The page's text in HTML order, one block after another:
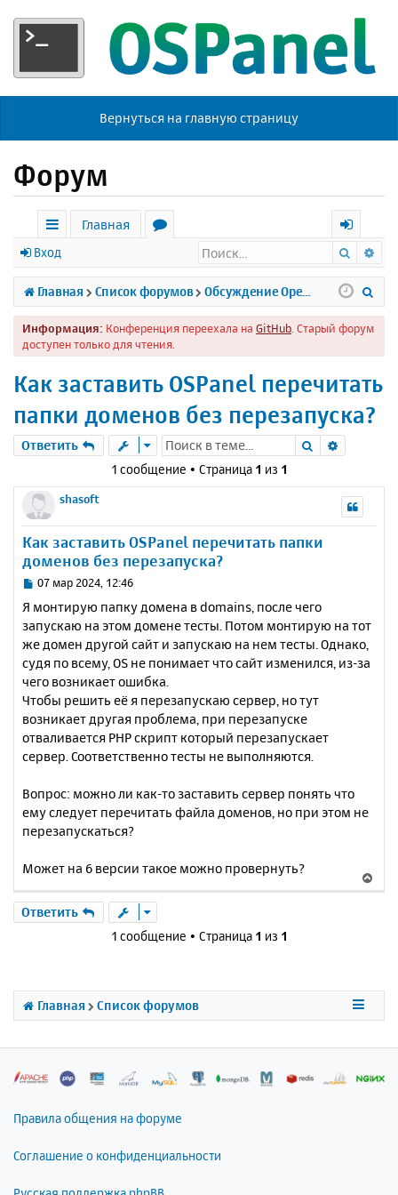
Вернуться на главную страницу
Форум
с
ы
л
к
Главная
р
у
м
х
о
д
Вход Поиск
Главная Список форумов
к
Информация: Конференция переехала на GitHub . Старый форум
доступен только для чтения.
Как заставить OSPanel перечитать
папки доменов без перезапуска?
Ответить Поиск
1 сообщение • Страница 1 из 1
shasoft
Как заставить OSPanel перечитать папки
доменов без перезапуска?
С
о
б
щ
е
н
е
07 мар 2024, 12:46
Я монтирую папку домена в domains, после чего
запускаю на этом домене тесты. Потом монтирую на тот
же домен другой сайт и запускаю на нем тесты. Однако,
судя по всему, OS не понимает что сайт изменился, из-за
чего возникает ошибка.
Чтобы решить её я перезапускаю сервер, но тут
возникает другая проблема, при перезапуске
отваливается PHP скрипт который перезапускает
сервер. Соответственно тесты не выполняются.
Вопрос: можно ли как-то заставить сервер понять что
ему следует перечитать файла доменов, но при этом не
перезапускаться?
Может на 6 версии такое можно провернуть?
е
с
н
ч
Ответить
1 сообщение • Страница 1 из 1
Главная Список форумов
Правила общения на форуме
Соглашение о конфиденциальности